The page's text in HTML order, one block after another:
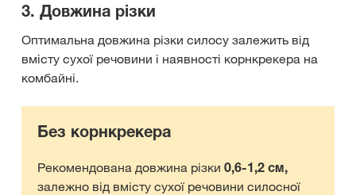
3. Довжина різки
Оптимальна довжина різки силосу залежить від
вмісту сухої речовини і наявності корнкрекера на
комбайні.
Без корнкрекера
Рекомендована довжина різки 0,6-1,2 см,
залежно від вмісту сухої речовини силосної